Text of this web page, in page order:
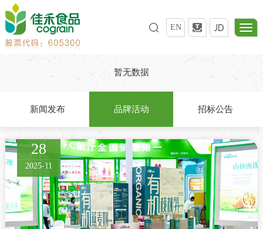
EN
暂无数据
新闻发布 品牌活动 招标公告
28
2025-11